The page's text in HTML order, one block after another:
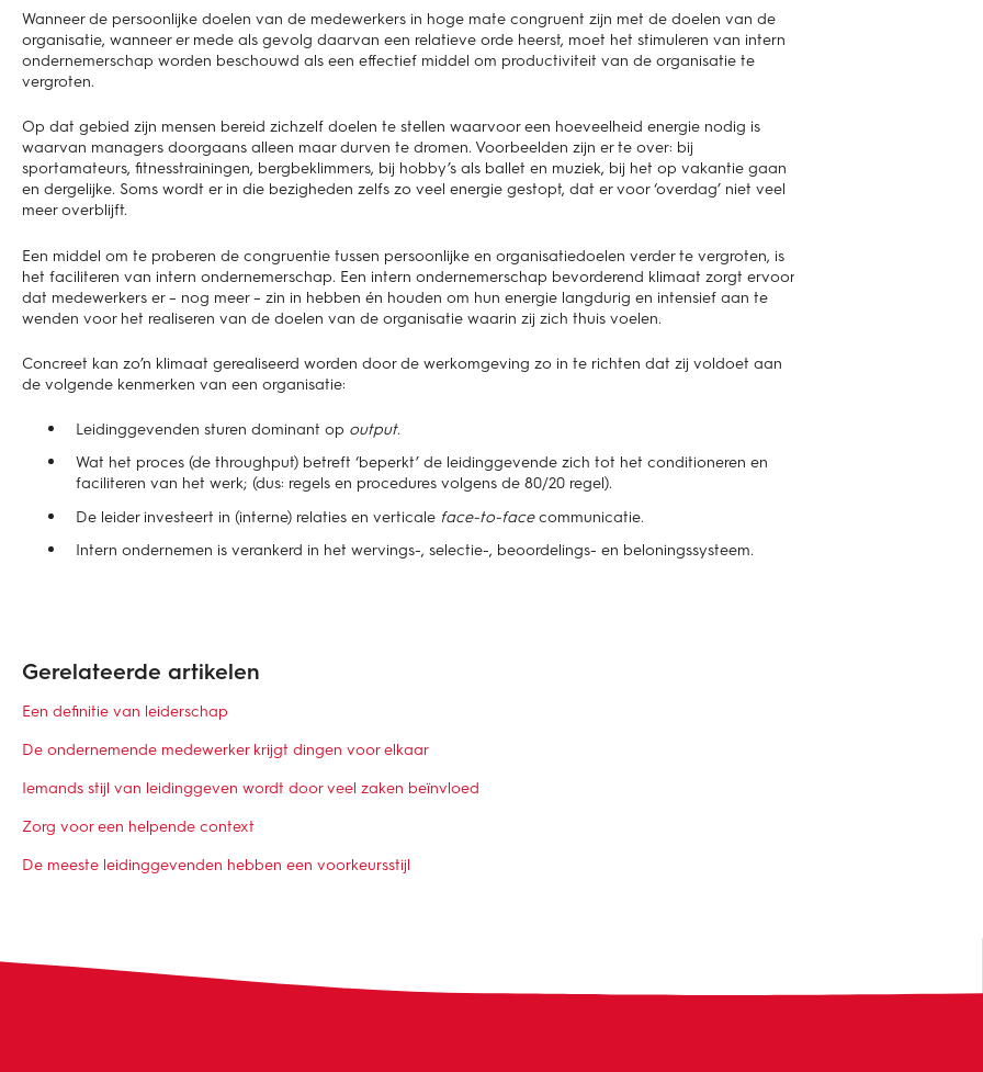
Wanneer de persoonlijke doelen van de medewerkers in hoge mate congruent zijn met de doelen van de
organisatie, wanneer er mede als gevolg daarvan een relatieve orde heerst, moet het stimuleren van intern
ondernemerschap worden beschouwd als een effectief middel om productiviteit van de organisatie te
vergroten.
Op dat gebied zijn mensen bereid zichzelf doelen te stellen waarvoor een hoeveelheid energie nodig is
waarvan managers doorgaans alleen maar durven te dromen. Voorbeelden zijn er te over: bij
sportamateurs, fitnesstrainingen, bergbeklimmers, bij hobby’s als ballet en muziek, bij het op vakantie gaan
en dergelijke. Soms wordt er in die bezigheden zelfs zo veel energie gestopt, dat er voor ‘overdag’ niet veel
meer overblijft.
Een middel om te proberen de congruentie tussen persoonlijke en organisatiedoelen verder te vergroten, is
het faciliteren van intern ondernemerschap. Een intern ondernemerschap bevorderend klimaat zorgt ervoor
dat medewerkers er – nog meer – zin in hebben én houden om hun energie langdurig en intensief aan te
wenden voor het realiseren van de doelen van de organisatie waarin zij zich thuis voelen.
Concreet kan zo’n klimaat gerealiseerd worden door de werkomgeving zo in te richten dat zij voldoet aan
de volgende kenmerken van een organisatie:
Leidinggevenden sturen dominant op output.
Wat het proces (de throughput) betreft ‘beperkt’ de leidinggevende zich tot het conditioneren en
faciliteren van het werk; (dus: regels en procedures volgens de 80/20 regel).
De leider investeert in (interne) relaties en verticale face-to-facecommunicatie.
Intern ondernemen is verankerd in het wervings-, selectie-, beoordelings- en beloningssysteem.
Gerelateerde artikelen
Een definitie van leiderschap
De ondernemende medewerker krijgt dingen voor elkaar
Iemands stijl van leidinggeven wordt door veel zaken beïnvloed
Zorg voor een helpende context
De meeste leidinggevenden hebben een voorkeursstijl